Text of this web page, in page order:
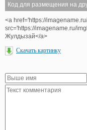
Код для размещения на
<a href='https://
src='https://imagename.ru/
Жулдызай</a>
Скачать картинку